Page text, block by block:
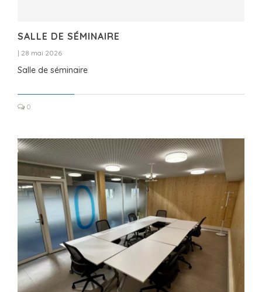
SALLE DE SÉMINAIRE
| 28 mai 2026
Salle de séminaire
0